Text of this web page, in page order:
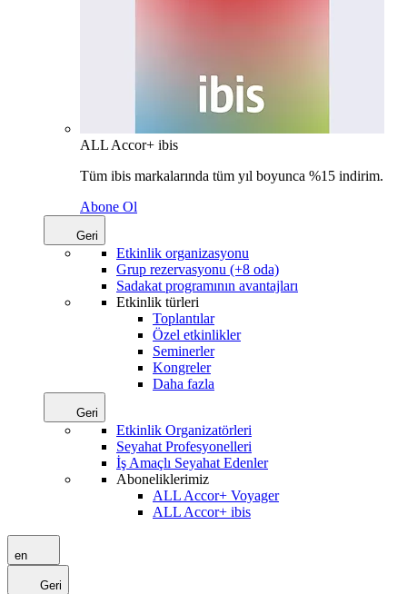
ALL Accor+ ibis
Tüm ibis markalarında tüm yıl boyunca %15 indirim.
Abone Ol
Geri
Etkinlik organizasyonu
Grup rezervasyonu (+8 oda)
Sadakat programının avantajları
Etkinlik türleri
Toplantılar
Özel etkinlikler
Seminerler
Kongreler
Daha fazla
Geri
Etkinlik Organizatörleri
Seyahat Profesyonelleri
İş Amaçlı Seyahat Edenler
Aboneliklerimiz
ALL Accor+ Voyager
ALL Accor+ ibis
en
Geri